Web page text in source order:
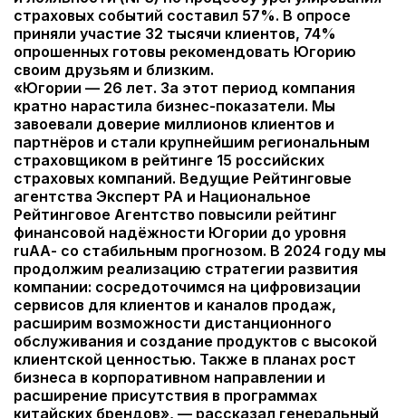
страховых событий составил 57%. В опросе
приняли участие 32 тысячи клиентов, 74%
опрошенных готовы рекомендовать Югорию
своим друзьям и близким.
«Югории — 26 лет. За этот период компания
кратно нарастила бизнес-показатели. Мы
завоевали доверие миллионов клиентов и
партнёров и стали крупнейшим региональным
страховщиком в рейтинге 15 российских
страховых компаний. Ведущие Рейтинговые
агентства Эксперт РА и Национальное
Рейтинговое Агентство повысили рейтинг
финансовой надёжности Югории до уровня
ruAА- со стабильным прогнозом. В 2024 году мы
продолжим реализацию стратегии развития
компании: сосредоточимся на цифровизации
сервисов для клиентов и каналов продаж,
расширим возможности дистанционного
обслуживания и создание продуктов с высокой
клиентской ценностью. Также в планах рост
бизнеса в корпоративном направлении и
расширение присутствия в программах
китайских брендов», — рассказал генеральный